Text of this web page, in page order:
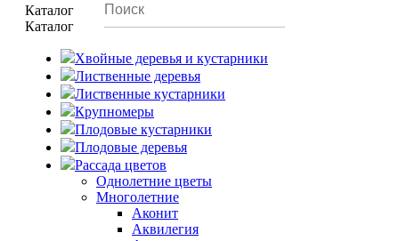
Каталог
Каталог
Хвойные деревья и кустарники
Лиственные деревья
Лиственные кустарники
Крупномеры
Плодовые кустарники
Плодовые деревья
Рассада цветов
Однолетние цветы
Многолетние
Аконит
Аквилегия